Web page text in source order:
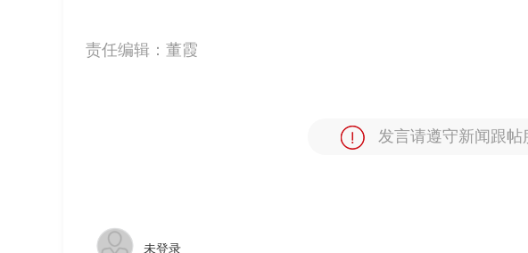
责任编辑： 董霞
发言请遵守新闻跟帖
未登录